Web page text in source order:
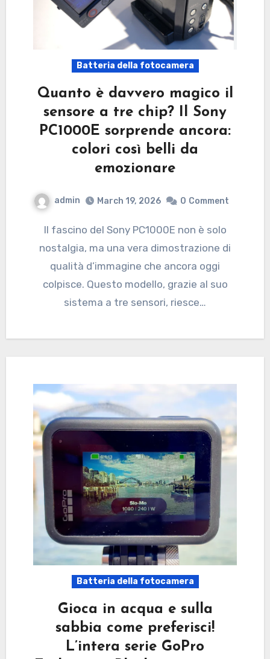
Batteria della fotocamera
Quanto è davvero magico il
sensore a tre chip? Il Sony
PC1000E sorprende ancora:
colori così belli da
emozionare
admin March 19, 2026 0 Comment
Il fascino del Sony PC1000E non è solo
nostalgia, ma una vera dimostrazione di
qualità d’immagine che ancora oggi
colpisce. Questo modello, grazie al suo
sistema a tre sensori, riesce…
Batteria della fotocamera
Gioca in acqua e sulla
sabbia come preferisci!
L’intera serie GoPro